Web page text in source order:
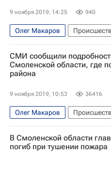
9 ноября 2019, 14:25 940
Олег Макаров
Смоленская область
СМИ сообщили
Смоленской области, где
района
9 ноября 2019, 10:53 36416
Олег Макаров
Смоленская область
Холм-Жирковский район
В Смоленской области
погиб при тушении пожара